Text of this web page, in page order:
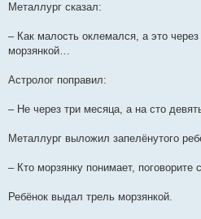
Металлург сказал:
– Как малость оклемался, а это
морзянкой…
Астролог поправил:
– Не через три месяца, а на сто
Металлург выложил запелёнутого
– Кто морзянку понимает, поговорите
Ребёнок выдал трель морзянкой.